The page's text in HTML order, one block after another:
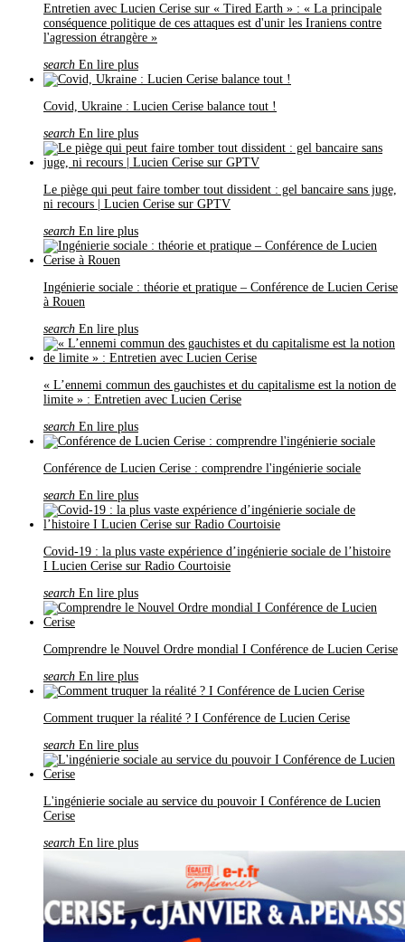
Entretien avec Lucien Cerise sur « Tired Earth » : « La principale
conséquence politique de ces attaques est d'unir les Iraniens contre
l'agression étrangère »
search En lire plus
Covid, Ukraine : Lucien Cerise balance tout !
search En lire plus
Le piège qui peut faire tomber tout dissident : gel bancaire sans juge,
ni recours | Lucien Cerise sur GPTV
search En lire plus
Ingénierie sociale : théorie et pratique – Conférence de Lucien Cerise
à Rouen
search En lire plus
« L’ennemi commun des gauchistes et du capitalisme est la notion de
limite » : Entretien avec Lucien Cerise
search En lire plus
Conférence de Lucien Cerise : comprendre l'ingénierie sociale
search En lire plus
Covid-19 : la plus vaste expérience d’ingénierie sociale de l’histoire
I Lucien Cerise sur Radio Courtoisie
search En lire plus
Comprendre le Nouvel Ordre mondial I Conférence de Lucien Cerise
search En lire plus
Comment truquer la réalité ? I Conférence de Lucien Cerise
search En lire plus
L'ingénierie sociale au service du pouvoir I Conférence de Lucien
Cerise
search En lire plus